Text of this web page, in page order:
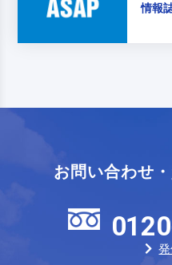
情報
お問い合わせ